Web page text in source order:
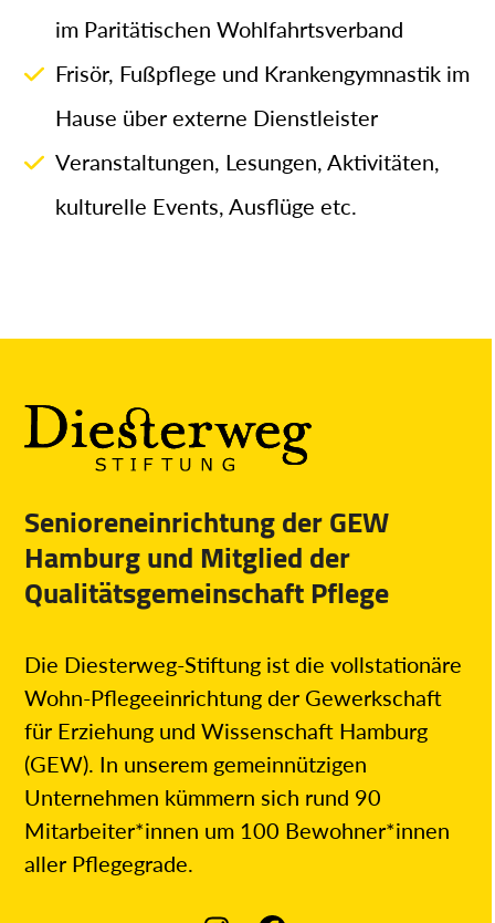
im Paritätischen Wohlfahrtsverband
Frisör, Fußpflege und Krankengymnastik im
Hause über externe Dienstleister
Veranstaltungen, Lesungen, Aktivitäten,
kulturelle Events, Ausflüge etc.
Senioreneinrichtung der GEW
Hamburg und Mitglied der
Qualitätsgemeinschaft Pflege
Die Diesterweg-Stiftung ist die vollstationäre
Wohn-Pflegeeinrichtung der Gewerkschaft
für Erziehung und Wissenschaft Hamburg
(GEW). In unserem gemeinnützigen
Unternehmen kümmern sich rund 90
Mitarbeiter*innen um 100 Bewohner*innen
aller Pflegegrade.